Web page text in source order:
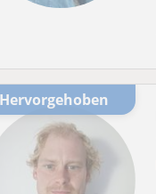
Hervorgehoben